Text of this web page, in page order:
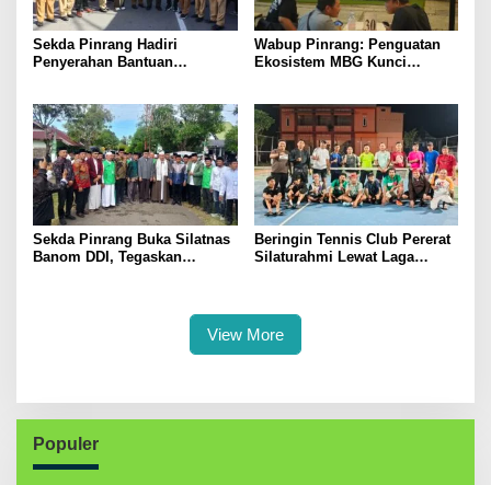
Sekda Pinrang Hadiri
Penyerahan Bantuan
Wabup Pinrang: Penguatan
Ekosistem MBG Kunci
Sekda Pinrang Buka Silatnas
Banom DDI, Tegaskan
Beringin Tennis Club Pererat
Silaturahmi Lewat Laga
View More
Populer